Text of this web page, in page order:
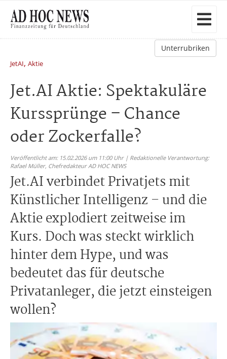
Unterrubriken
JetAI, Aktie
Jet.AI Aktie: Spektakuläre
Kurssprünge – Chance
oder Zockerfalle?
Veröffentlicht am: 15.02.2026 um 11:00 Uhr | Redaktionelle Verantwortung:
Rafael Müller, Chefredakteur AD HOC NEWS
Jet.AI verbindet Privatjets mit
Künstlicher Intelligenz – und die
Aktie explodiert zeitweise im
Kurs. Doch was steckt wirklich
hinter dem Hype, und was
bedeutet das für deutsche
Privatanleger, die jetzt einsteigen
wollen?